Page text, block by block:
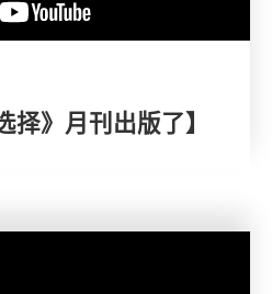
择》月刊出版了】